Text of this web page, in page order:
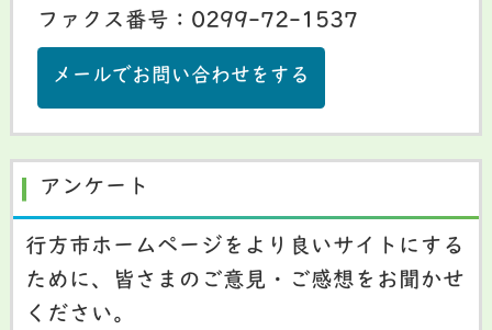
ファクス番号：0299-72-1537
メールでお問い合わせをする
アンケート
行方市ホームページをより良いサイトにする
ために、皆さまのご意見・ご感想をお聞かせ
ください。